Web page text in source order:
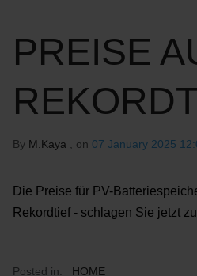
PREISE
By M.Kaya , on 07 January 2025
Die Preise für PV-
Rekordtief - schlagen Sie jetzt
Posted in: HOME